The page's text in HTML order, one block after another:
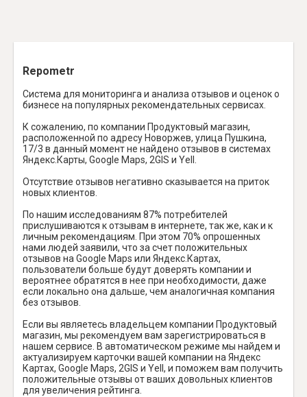
Repometr
Система для мониторинга и анализа отзывов и оценок о
бизнесе на популярных рекомендательных сервисах.
К сожалению, по компании Продуктовый магазин,
расположенной по адресу Новоржев, улица Пушкина,
17/3 в данный момент не найдено отзывов в системах
Яндекс.Карты, Google Maps, 2GIS и Yell.
Отсутствие отзывов негативно сказывается на приток
новых клиентов.
По нашим исследованиям 87% потребителей
прислушиваются к отзывам в интернете, так же, как и к
личным рекомендациям. При этом 70% опрошенных
нами людей заявили, что за счет положительных
отзывов на Google Maps или Яндекс.Картах,
пользователи больше будут доверять компании и
вероятнее обратятся в нее при необходимости, даже
если локально она дальше, чем аналогичная компания
без отзывов.
Если вы являетесь владельцем компании Продуктовый
магазин, мы рекомендуем вам зарегистрироваться в
нашем сервисе. В автоматическом режиме мы найдем и
актуализируем карточки вашей компании на Яндекс
Картах, Google Maps, 2GIS и Yell, и поможем вам получить
положительные отзывы от ваших довольных клиентов
для увеличения рейтинга.